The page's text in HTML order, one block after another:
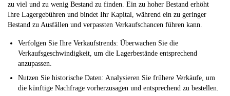
zu viel und zu wenig Bestand zu finden. Ein zu hoher Bestand erhöht
Ihre Lagergebühren und bindet Ihr Kapital, während ein zu geringer
Bestand zu Ausfällen und verpassten Verkaufschancen führen kann.
Verfolgen Sie Ihre Verkaufstrends: Überwachen Sie die
Verkaufsgeschwindigkeit, um die Lagerbestände entsprechend
anzupassen.
Nutzen Sie historische Daten: Analysieren Sie frühere Verkäufe, um
die künftige Nachfrage vorherzusagen und entsprechend zu bestellen.